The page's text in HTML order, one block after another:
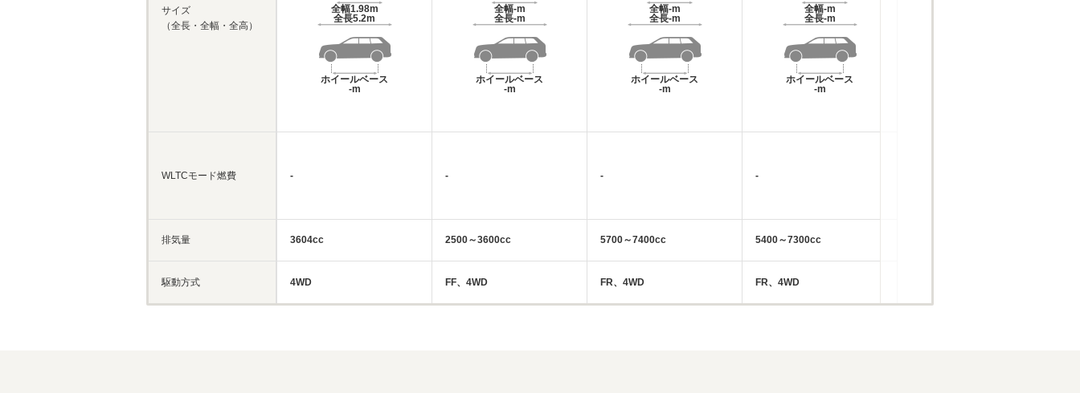
サイズ
（全長・全幅・全高）
WLTCモード燃費
排気量
駆動方式
全幅1.98m
全長5.2m
ホイールベース
-m
-
3604cc
4WD
全幅-m
全長-m
ホイールベース
-m
-
2500～3600cc
FF、4WD
全幅-m
全長-m
ホイールベース
-m
-
5700～7400cc
FR、4WD
全幅-m
全長-m
ホイールベース
-m
-
5400～7300cc
FR、4WD